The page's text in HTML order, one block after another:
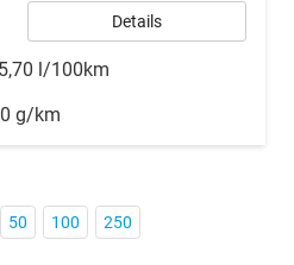
Details
5,70 l/100km
g/km
50 100 250